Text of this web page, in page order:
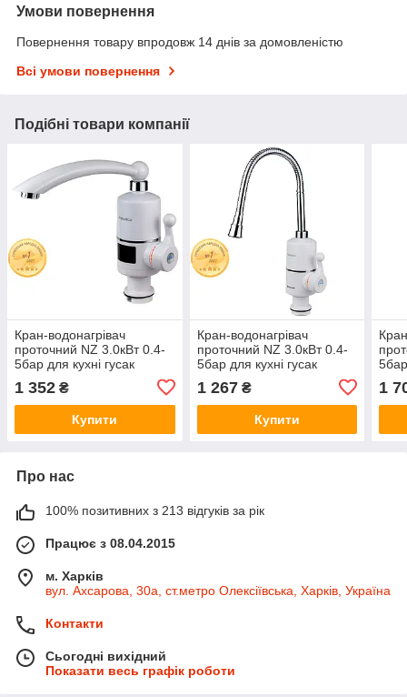
Умови повернення
Повернення товару впродовж 14 днів за домовленістю
Всі умови повернення
Подібні товари компанії
Кран-водонагрівач
проточний NZ 3.0кВт 0.4-
5бар для кухні гусак
дисплеєм AQUATICA (NZ-
6B242W)
1 352 ₴
Купити
Кран-водонагрівач
проточний NZ 3.0кВт 0.4-
5бар для кухні гусак
AQUATICA (NZ-6B312W)
1 267₴
Купити
1
Про нас
100% позитивних з 213 відгуків за рік
Працює з 08.04.2015
м. Харків
вул. Ахсарова, 30а, ст.метро Олексіївська, Харків, Україна
Контакти
Сьогодні вихідний
Показати весь графік роботи